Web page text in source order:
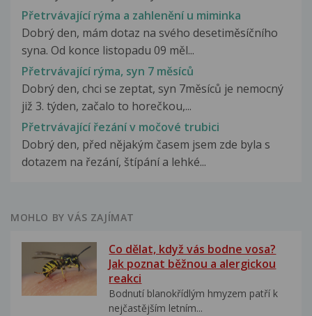
Přetrvávající rýma a zahlenění u miminka
Dobrý den, mám dotaz na svého desetiměsíčního
syna. Od konce listopadu 09 měl...
Přetrvávající rýma, syn 7 měsíců
Dobrý den, chci se zeptat, syn 7měsíců je nemocný
již 3. týden, začalo to horečkou,...
Přetrvávající řezání v močové trubici
Dobrý den, před nějakým časem jsem zde byla s
dotazem na řezání, štípání a lehké...
MOHLO BY VÁS ZAJÍMAT
Co dělat, když vás bodne vosa?
Jak poznat běžnou a alergickou
reakci
Bodnutí blanokřídlým hmyzem patří k
nejčastějším letním...